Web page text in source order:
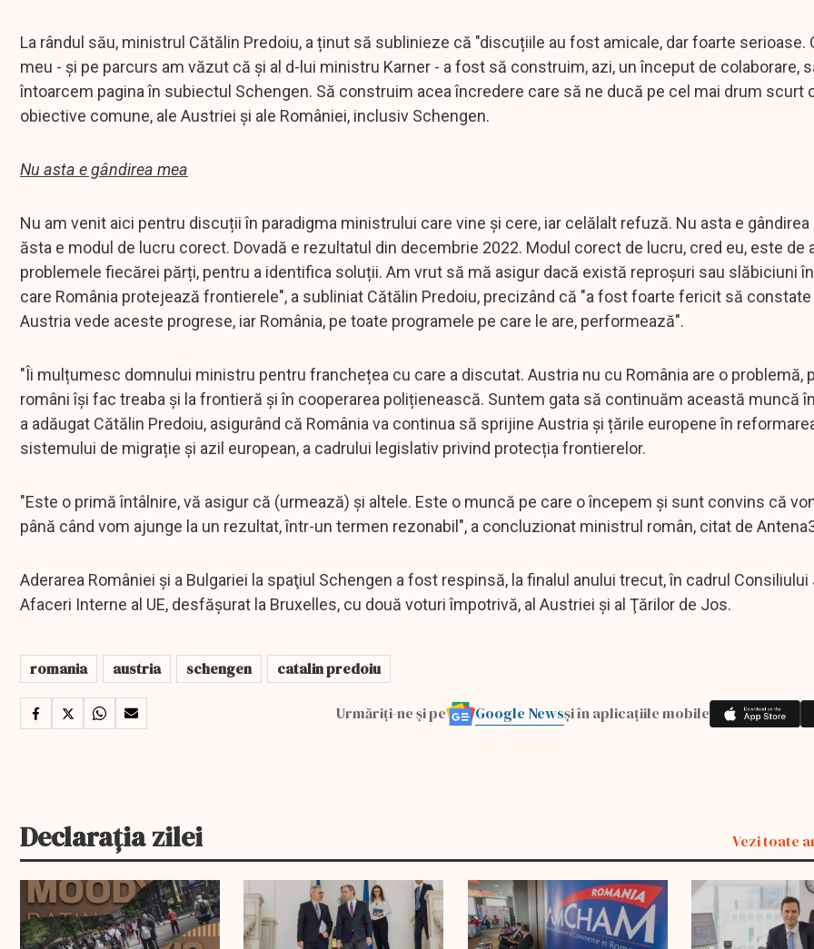
La rândul său, ministrul Cătălin Predoiu, a ținut să sublinieze că "discuțiile au fost amicale, dar foarte serioase.
meu - și pe parcurs am văzut că și al d-lui ministru Karner - a fost să construim, azi, un început de colaborare,
întoarcem pagina în subiectul Schengen. Să construim acea încredere care să ne ducă pe cel mai drum scurt
obiective comune, ale Austriei și ale României, inclusiv Schengen.
Nu asta e gândirea mea
Nu am venit aici pentru discuții în paradigma ministrului care vine și cere, iar celălalt refuză. Nu asta e gândirea
ăsta e modul de lucru corect. Dovadă e rezultatul din decembrie 2022. Modul corect de lucru, cred eu, este de
problemele fiecărei părți, pentru a identifica soluții. Am vrut să mă asigur dacă există reproșuri sau slăbiciuni
care România protejează frontierele", a subliniat Cătălin Predoiu, precizând că "a fost foarte fericit să constate
Austria vede aceste progrese, iar România, pe toate programele pe care le are, performează".
"Îi mulțumesc domnului ministru pentru franchețea cu care a discutat. Austria nu cu România are o problemă,
români își fac treaba și la frontieră și în cooperarea polițienească. Suntem gata să continuăm această muncă
a adăugat Cătălin Predoiu, asigurând că România va continua să sprijine Austria și țările europene în
sistemului de migrație și azil european, a cadrului legislativ privind protecția frontierelor.
"Este o primă întâlnire, vă asigur că (urmează) și altele. Este o muncă pe care o începem și sunt convins că
până când vom ajunge la un rezultat, într-un termen rezonabil", a concluzionat ministrul român, citat de
Aderarea României şi a Bulgariei la spaţiul Schengen a fost respinsă, la finalul anului trecut, în cadrul
Afaceri Interne al UE, desfăşurat la Bruxelles, cu două voturi împotrivă, al Austriei şi al Ţărilor de Jos.
romania austria schengen catalin predoiu
Urmăriți-ne și pe Google Newsși în aplicațiile mobile
Declarația zilei Vezi toate